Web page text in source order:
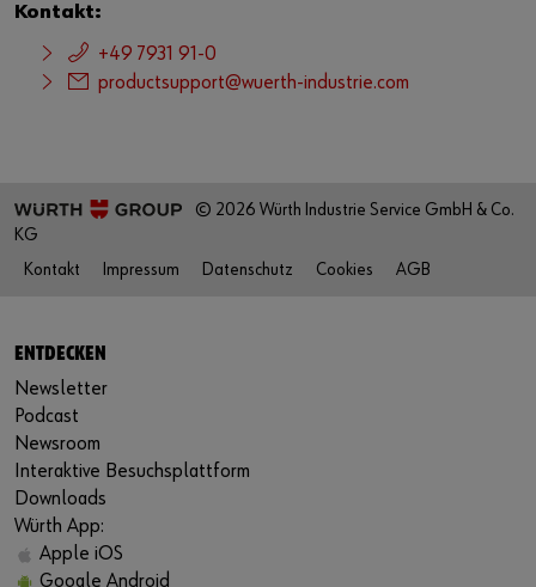
Kontakt:
+49 7931 91-0
productsupport@wuerth-industrie.com
© 2026 Würth Industrie Service GmbH & Co.
KG
Kontakt
Impressum Datenschutz Cookies AGB
ENTDECKEN
Newsletter
Podcast
Newsroom
Interaktive Besuchsplattform
Downloads
Würth App:
Apple iOS
Google Android